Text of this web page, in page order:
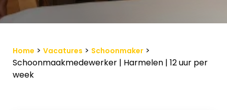
Home > Vacatures > Schoonmaker >
Schoonmaakmedewerker | Harmelen | 12 uur per
week
Bewaarde vacatures